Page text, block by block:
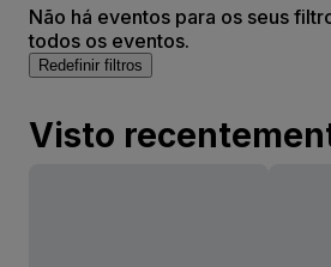
Não há eventos para os seus
todos os eventos.
Redefinir filtros
Visto